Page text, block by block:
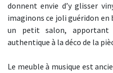
donnent envie d’y glisser
imaginons ce joli guéridon en
un petit salon, apportant
authentique à la déco de la
Le meuble à musique est